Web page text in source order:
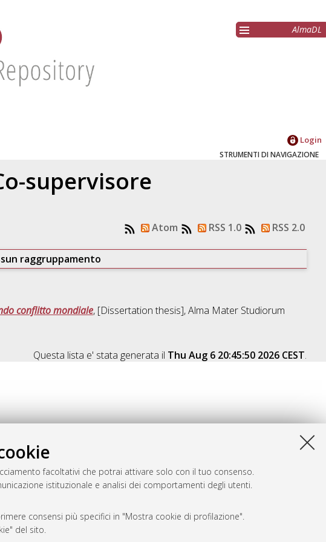
facoltativi che potrai attivare solo con il tuo consenso.
istituzionale e analisi dei comportamenti degli utenti.
consensi più specifici in "Mostra cookie di profilazione".
del sito.
AlmaDL
Login
STRUMENTI DI NAVIGAZIONE
supervisore
Atom RSS 1.0 RSS 2.0
raggruppamento
conflitto mondiale, [Dissertation thesis], Alma Mater Studiorum
Questa lista e' stata generata il Thu Aug 6 20:45:50 2026 CEST.